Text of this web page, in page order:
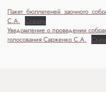
С.А. Скачать
Уведомление о проведении
голосования Сарженко С.А.